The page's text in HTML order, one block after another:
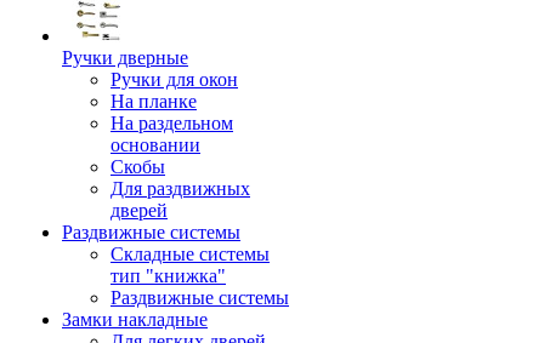
Ручки дверные
Ручки для окон
На планке
На раздельном
основании
Скобы
Для раздвижных
дверей
Раздвижные системы
Складные системы
тип "книжка"
Раздвижные системы
Замки накладные